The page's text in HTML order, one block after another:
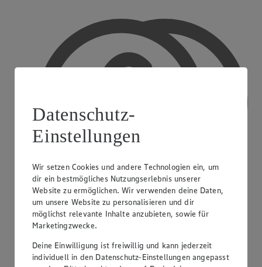
Datenschutz-
Einstellungen
Wir setzen Cookies und andere Technologien ein, um
dir ein bestmögliches Nutzungserlebnis unserer
Website zu ermöglichen. Wir verwenden deine Daten,
um unsere Website zu personalisieren und dir
möglichst relevante Inhalte anzubieten, sowie für
Marketingzwecke.
Deine Einwilligung ist freiwillig und kann jederzeit
individuell in den Datenschutz-Einstellungen angepasst